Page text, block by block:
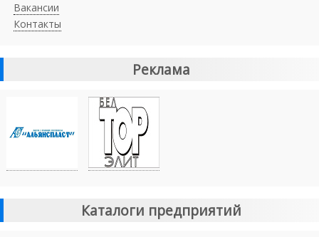
Вакансии
Контакты
Реклама
Каталоги предприятий